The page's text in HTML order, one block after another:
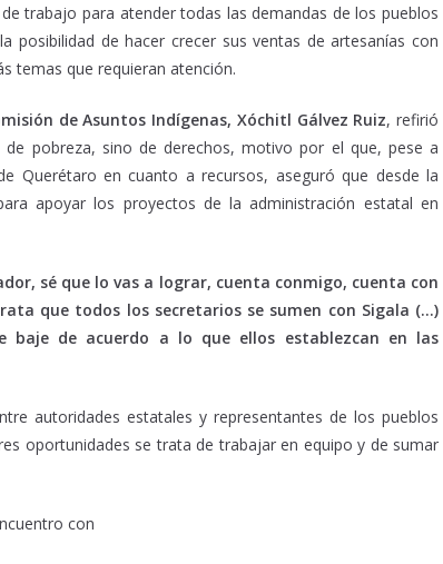
trabajo para atender todas las demandas de los pueblos
posibilidad de hacer crecer sus ventas de artesanías con
temas que requieran atención.
de Asuntos Indígenas, Xóchitl Gálvez Ruiz, refirió
pobreza, sino de derechos, motivo por el que, pese a
Querétaro en cuanto a recursos, aseguró que desde la
apoyar los proyectos de la administración estatal en
sé que lo vas a lograr, cuenta conmigo, cuenta con
que todos los secretarios se sumen con Sigala (…)
de acuerdo a lo que ellos establezcan en las
autoridades estatales y representantes de los pueblos
oportunidades se trata de trabajar en equipo y de sumar